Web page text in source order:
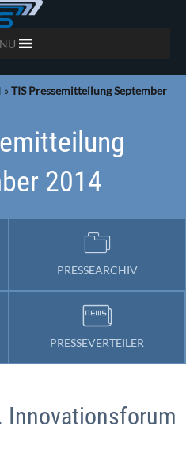
»TIS Pressemitteilung September
2014
PRESSEARCHIV
PRESSEVERTEILER
Innovationsforum